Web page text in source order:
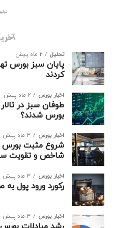
تحلیل 2 ماه پیش
پایان سبز بورس
کردند
اخبار بورس 2 ماه پیش
طوفان سبز در
بورس شدند؟
اخبار بورس 3 ماه پیش
شاخص و تقویت
اخبار بورس 3 ماه پیش
رکورد ورود پول
اخبار بورس 3 ماه پیش